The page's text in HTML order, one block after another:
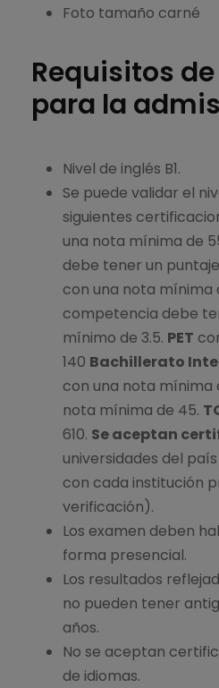
Foto tamaño carné
Requisitos
para la
Nivel de inglés B1.
Se puede validar el
siguientes
una nota mínima de
debe tener un
con una nota mínima
competencia debe
mínimo de 3.5. PET
140 Bachillerato
con una nota mínima
nota mínima de 45.
610. Se aceptan
universidades del
con cada institución
verificación).
Los examen deben
forma presencial.
Los resultados
no pueden tener
años.
No se aceptan
de idiomas.